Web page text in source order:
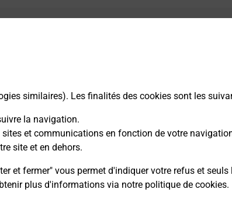
similaires). Les finalités des cookies sont les
la navigation.
et communications en fonction de votre
site et en dehors.
et fermer" vous permet d'indiquer votre refus et
plus d'informations via notre politique de cookies.